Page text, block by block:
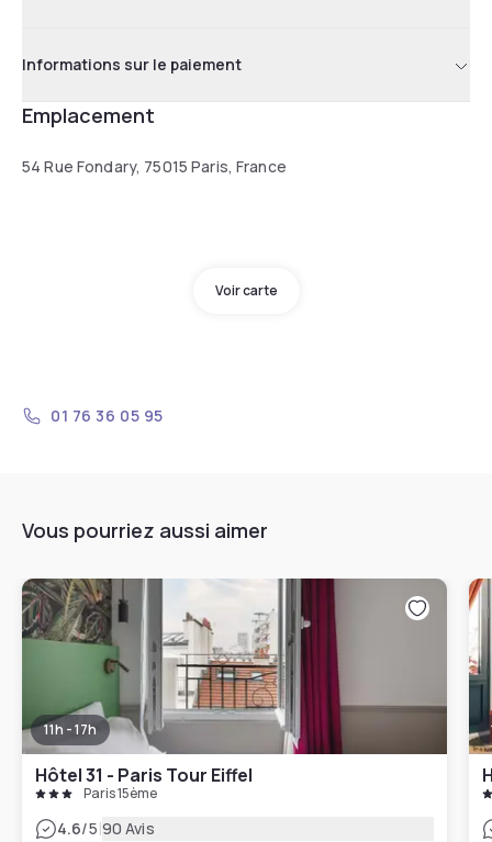
Informations sur le paiement
Emplacement
54 Rue Fondary, 75015 Paris, France
Voir carte
01 76 36 05 95
Vous pourriez aussi aimer
11h - 17h
Hôtel 31 - Paris Tour Eiffel
Paris 15ème
4.6/5|90 Avis